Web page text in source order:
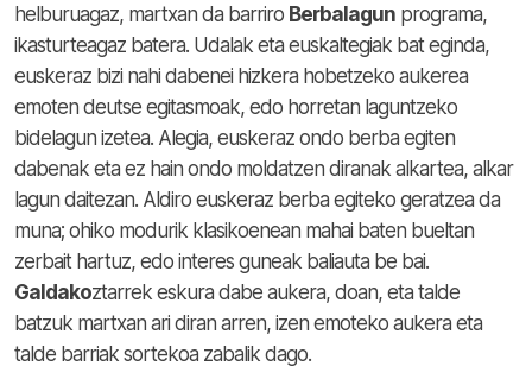
helburuagaz, martxan da barriro Berbalagun programa,
ikasturteagaz batera. Udalak eta euskaltegiak bat eginda,
euskeraz bizi nahi dabenei hizkera hobetzeko aukerea
emoten deutse egitasmoak, edo horretan laguntzeko
bidelagun izetea. Alegia, euskeraz ondo berba egiten
dabenak eta ez hain ondo moldatzen diranak alkartea, alkar
lagun daitezan. Aldiro euskeraz berba egiteko geratzea da
muna; ohiko modurik klasikoenean mahai baten bueltan
zerbait hartuz, edo interes guneak baliauta be bai.
Galdakoztarrek eskura dabe aukera, doan, eta talde
batzuk martxan ari diran arren, izen emoteko aukera eta
talde barriak sortekoa zabalik dago.